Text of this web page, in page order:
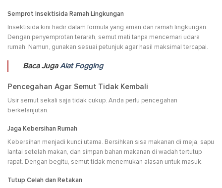
Semprot Insektisida Ramah Lingkungan
Insektisida kini hadir dalam formula yang aman dan ramah lingkungan.
Dengan penyemprotan terarah, semut mati tanpa mencemari udara
rumah. Namun, gunakan sesuai petunjuk agar hasil maksimal tercapai.
Baca JugaAlat Fogging
Pencegahan Agar Semut Tidak Kembali
Usir semut sekali saja tidak cukup. Anda perlu pencegahan
berkelanjutan.
Jaga Kebersihan Rumah
Kebersihan menjadi kunci utama. Bersihkan sisa makanan di meja, sapu
lantai setelah makan, dan simpan bahan makanan di wadah tertutup
rapat. Dengan begitu, semut tidak menemukan alasan untuk masuk.
Tutup Celah dan Retakan